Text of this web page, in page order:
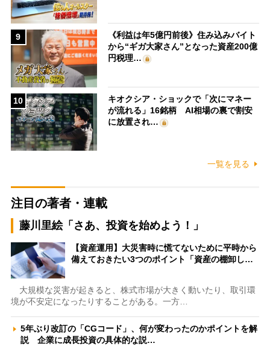
9
《利益は年5億円前後》住み込みバイト
から“ギガ大家さん”となった資産200億
円税理…
10
キオクシア・ショックで「次にマネー
が流れる」16銘柄 AI相場の裏で割安
に放置され…
一覧を見る
注目の著者・連載
藤川里絵「さあ、投資を始めよう！」
【資産運用】大災害時に慌てないために平時から
備えておきたい3つのポイント「資産の棚卸し…
大規模な災害が起きると、株式市場が大きく動いたり、取引環
境が不安定になったりすることがある。一方…
5年ぶり改訂の「CGコード」、何が変わったのかポイントを解
説 企業に成長投資の具体的な説…